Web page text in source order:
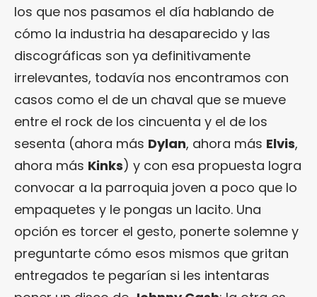
los que nos pasamos el día hablando de
cómo la industria ha desaparecido y las
discográficas son ya definitivamente
irrelevantes, todavía nos encontramos con
casos como el de un chaval que se mueve
entre el rock de los cincuenta y el de los
sesenta (ahora más Dylan, ahora más Elvis,
ahora más Kinks) y con esa propuesta logra
convocar a la parroquia joven a poco que lo
empaquetes y le pongas un lacito. Una
opción es torcer el gesto, ponerte solemne y
preguntarte cómo esos mismos que gritan
entregados te pegarían si les intentaras